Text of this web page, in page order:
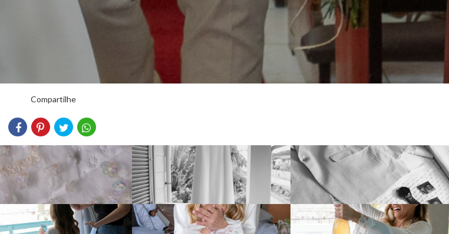
Compartilhe